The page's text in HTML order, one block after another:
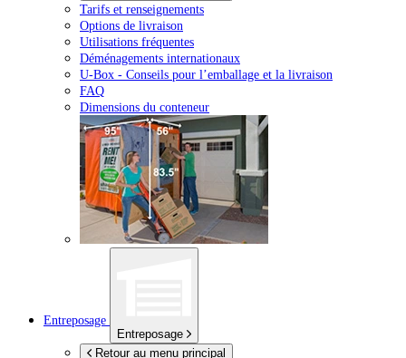
Tarifs et renseignements
Options de livraison
Utilisations fréquentes
Déménagements internationaux
U-Box - Conseils pour l’emballage et la livraison
FAQ
Dimensions du conteneur
Entreposage
Entreposage
Retour au menu principal